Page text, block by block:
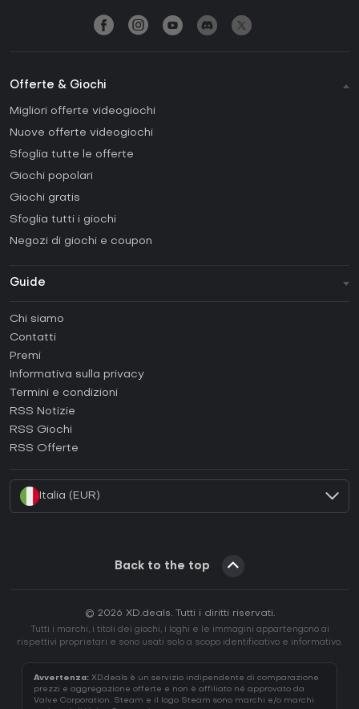
Offerte & Giochi
Migliori offerte videogiochi
Nuove offerte videogiochi
Sfoglia tutte le offerte
Giochi popolari
Giochi gratis
Sfoglia tutti i giochi
Negozi di giochi e coupon
Guide
Come attivare una Steam CD Key?
Come attivare una Epic Games CD Key?
Come attivare una GOG CD Key?
Come attivare una Ubisoft Connect CD Key?
Chi siamo
Contatti
Premi
Informativa sulla privacy
Termini e condizioni
RSS Notizie
RSS Giochi
RSS Offerte
Italia (EUR)
Back to the top
© 2026 XD.deals. Tutti i diritti riservati.
Tutti i marchi, i titoli dei giochi, i loghi e le immagini appartengono ai
rispettivi proprietari e sono usati solo a scopo identificativo e informativo.
Avvertenza: XD.deals è un servizio indipendente di comparazione
prezzi e aggregazione offerte e non è affiliato né approvato da
Valve Corporation. Steam e il logo Steam sono marchi e/o marchi